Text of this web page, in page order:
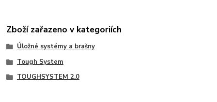
Zboží zařazeno v kategoriích
Úložné systémy a brašny
Tough System
TOUGHSYSTEM 2.0